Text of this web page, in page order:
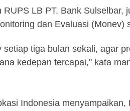
RUPS LB PT. Bank Sulselbar,
dan Evaluasi (Monev)
setiap tiga bulan sekali, agar
kedepan tercapai," kata
Indonesia